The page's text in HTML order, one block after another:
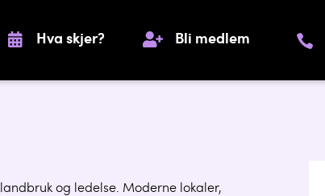
Hva skjer? Bli medlem
og ledelse. Moderne lokaler,